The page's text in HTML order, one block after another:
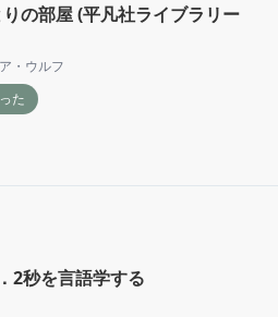
の部屋 (平凡社ライブラリー
・ウルフ
た
2秒を言語学する